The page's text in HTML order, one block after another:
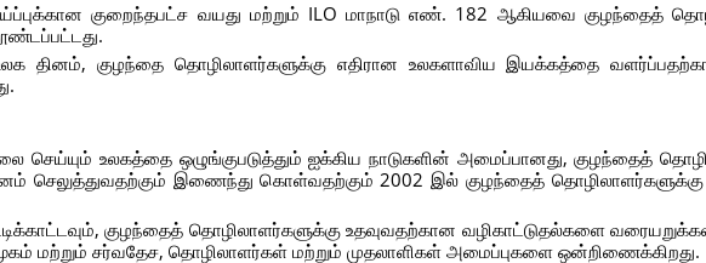
குறைந்தபட்ச வயது மற்றும் ILO மாநாடு எண். 182 ஆகியவை குழந்தைத்
தினம், குழந்தை தொழிலாளர்களுக்கு எதிரான உலகளாவிய இயக்கத்தை
செய்யும் உலகத்தை ஒழுங்குபடுத்தும் ஐக்கிய நாடுகளின் அமைப்பானது, குழந்தைத்
செலுத்துவதற்கும் இணைந்து கொள்வதற்கும் 2002 இல் குழந்தைத் தொழிலாளர்களுக்கு
குழந்தைத் தொழிலாளர்களுக்கு உதவுவதற்கான வழிகாட்டுதல்களை
மற்றும் சர்வதேச, தொழிலாளர்கள் மற்றும் முதலாளிகள் அமைப்புகளை ஒன்றிணைக்கிறது.